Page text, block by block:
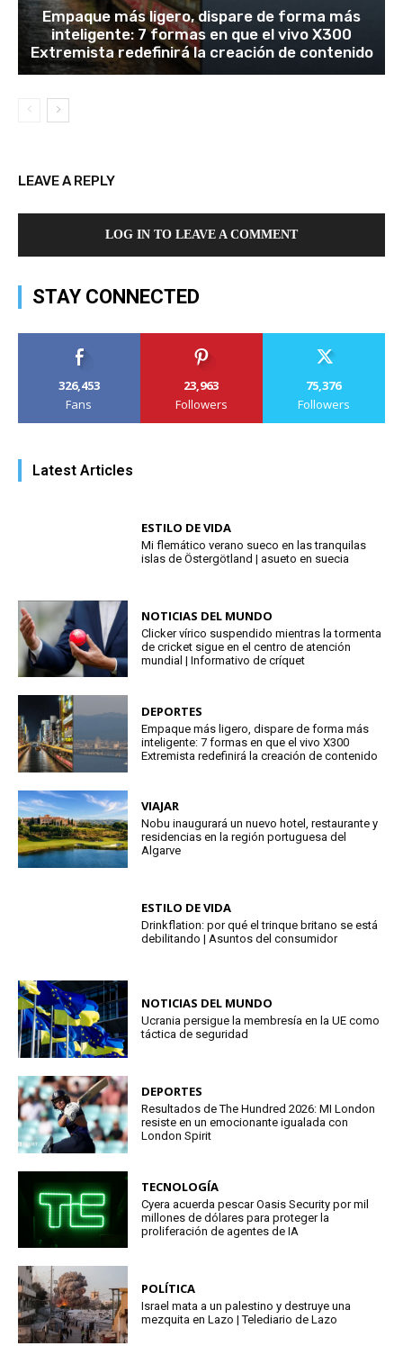
Empaque más ligero, dispare de forma más
inteligente: 7 formas en que el vivo X300
Extremista redefinirá la creación de contenido
LEAVE A REPLY
LOG IN TO LEAVE A COMMENT
STAY CONNECTED
326,453
Fans
23,963
Followers
75,376
Followers
Latest Articles
ESTILO DE VIDA
Mi flemático verano sueco en las tranquilas
islas de Östergötland | asueto en suecia
NOTICIAS DEL MUNDO
Clicker vírico suspendido mientras la tormenta
de cricket sigue en el centro de atención
mundial | Informativo de críquet
DEPORTES
Empaque más ligero, dispare de forma más
inteligente: 7 formas en que el vivo X300
Extremista redefinirá la creación de contenido
VIAJAR
Nobu inaugurará un nuevo hotel, restaurante y
residencias en la región portuguesa del
Algarve
ESTILO DE VIDA
Drinkflation: por qué el trinque britano se está
debilitando | Asuntos del consumidor
NOTICIAS DEL MUNDO
Ucrania persigue la membresía en la UE como
táctica de seguridad
DEPORTES
Resultados de The Hundred 2026: MI London
resiste en un emocionante igualada con
London Spirit
TECNOLOGÍA
Cyera acuerda pescar Oasis Security por mil
millones de dólares para proteger la
proliferación de agentes de IA
POLÍTICA
Israel mata a un palestino y destruye una
mezquita en Lazo | Telediario de Lazo